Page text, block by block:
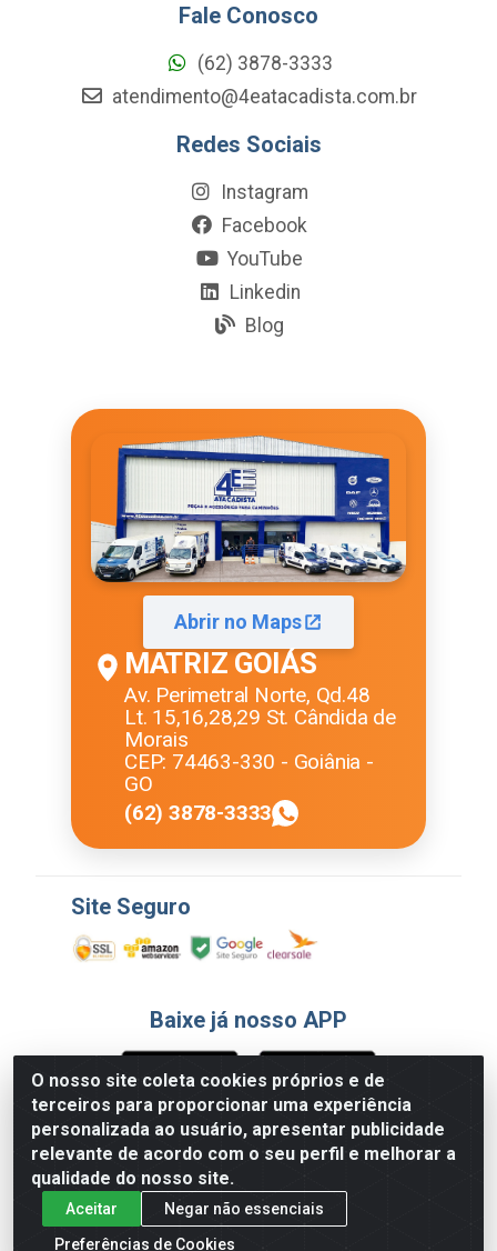
O nosso site coleta cookies próprios e de
terceiros para proporcionar uma experiência
personalizada ao usuário, apresentar publicidade
relevante de acordo com o seu perfil e melhorar a
qualidade do nosso site.
Aceitar
Negar não essenciais
Preferências de Cookies
Fale Conosco
(62) 3878-3333
atendimento@4eatacadista.com.br
Redes Sociais
Instagram
Facebook
YouTube
Linkedin
Blog
Abrir no Maps
MATRIZ GOIÁS
Av. Perimetral Norte, Qd.48
Lt. 15,16,28,29 St. Cândida de
Morais
CEP: 74463-330 - Goiânia -
GO
(62) 3878-3333
Site Seguro
Baixe já nosso APP
Formas de Pagamento